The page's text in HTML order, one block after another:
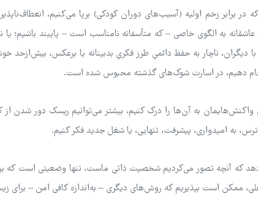
در برابر زخم اولیه (آسیب‌های دوران کودکی) برپا می‌کنیم،
به الگوی خاصی – که متأسفانه نامناسب است – پایبند باشیم؛
دیگران، ناچار به حفظ دائمیِ طرز فکریِ بدبینانه یا برعکس، بیش‌ازحد
دهیم، در اسارت شوک‌های گذشته محبوس شده است.
به آن‌ها را درک کنیم، بیشتر می‌توانیم ریسک دور شدن
ترس، به امیدواری، پیشرفت، تنهایی، یا شغل جدید فکر کنیم.
که آنچه تصور می‌کردیم شخصیت ذاتی ماست، تنها وضعیتی است که
ممکن است بپذیریم که روش‌های دیگری – به‌اندازه کافی امن – برای